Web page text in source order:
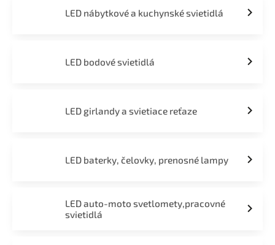
LED nábytkové a kuchynské svietidlá
LED bodové svietidlá
LED girlandy a svietiace reťaze
LED baterky, čelovky, prenosné lampy
LED auto-moto svetlomety,pracovné
svietidlá